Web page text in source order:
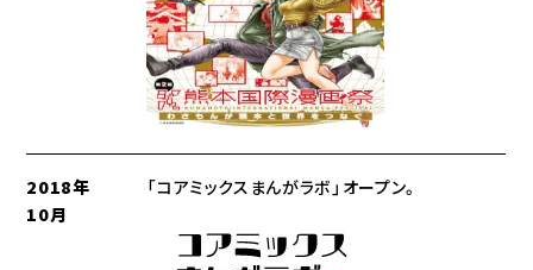
2018年
10月
「コアミックスまんがラボ」オープン。